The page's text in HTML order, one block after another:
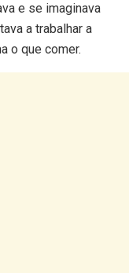
e se imaginava
a trabalhar a
o que comer.